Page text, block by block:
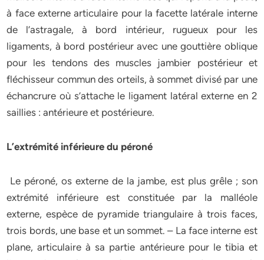
à face externe articulaire pour la facette latérale interne
de l’astragale, à bord intérieur, rugueux pour les
ligaments, à bord postérieur avec une gouttière oblique
pour les tendons des muscles jambier postérieur et
fléchisseur commun des orteils, à sommet divisé par une
échancrure où s’attache le ligament latéral externe en 2
saillies : antérieure et postérieure.
L’extrémité inférieure du péroné
Le péroné, os externe de la jambe, est plus grêle ; son
extrémité inférieure est constituée par la malléole
externe, espèce de pyramide triangulaire à trois faces,
trois bords, une base et un sommet. – La face interne est
plane, articulaire à sa partie antérieure pour le tibia et